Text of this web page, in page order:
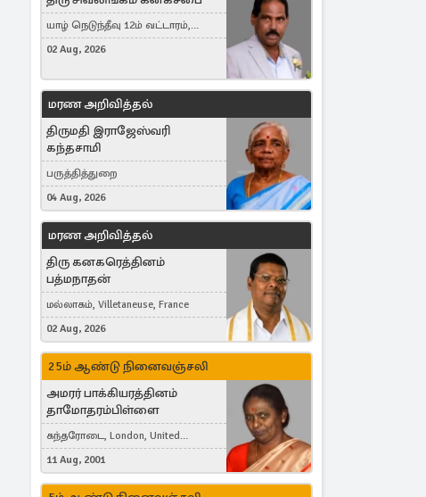
யாழ் நெடுந்தீவு 12ம் வட்டாரம்,
Jaffna, நயினாதீவு, London, United
02 Aug, 2026
மரண அறிவித்தல்
திருமதி இராஜேஸ்வரி
கந்தசாமி
பருத்தித்துறை
04 Aug, 2026
மரண அறிவித்தல்
திரு கனகரெத்தினம்
பத்மநாதன்
மல்லாகம், Villetaneuse, France
02 Aug, 2026
25ம் ஆண்டு நினைவஞ்சலி
அமரர் பாக்கியரத்தினம்
தாமோதரம்பிள்ளை
கந்தரோடை, London, United
Kingdom
11 Aug, 2001